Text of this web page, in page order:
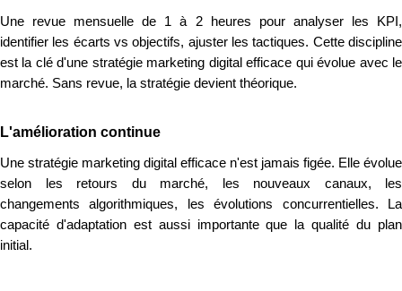
Une revue mensuelle de 1 à 2 heures pour analyser les KPI,
identifier les écarts vs objectifs, ajuster les tactiques. Cette discipline
est la clé d'une stratégie marketing digital efficace qui évolue avec le
marché. Sans revue, la stratégie devient théorique.
L'amélioration continue
Une stratégie marketing digital efficace n'est jamais figée. Elle évolue
selon les retours du marché, les nouveaux canaux, les
changements algorithmiques, les évolutions concurrentielles. La
capacité d'adaptation est aussi importante que la qualité du plan
initial.